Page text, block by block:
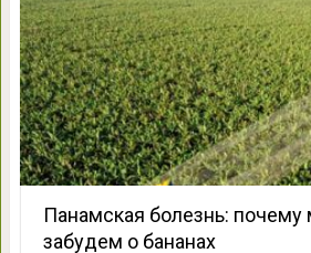
Панамская болезнь:
забудем о бананах